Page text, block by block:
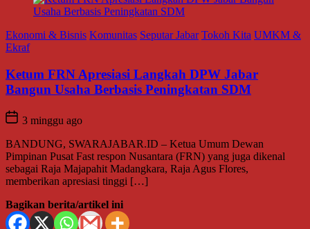
Ekonomi & Bisnis Komunitas Seputar Jabar Tokoh Kita UMKM &
Ekraf
Ketum FRN Apresiasi Langkah DPW Jabar
Bangun Usaha Berbasis Peningkatan SDM
3 minggu ago
BANDUNG, SWARAJABAR.ID – Ketua Umum Dewan
Pimpinan Pusat Fast respon Nusantara (FRN) yang juga dikenal
sebagai Raja Majapahit Madangkara, Raja Agus Flores,
memberikan apresiasi tinggi […]
Bagikan berita/artikel ini